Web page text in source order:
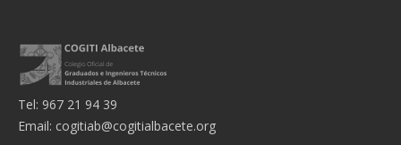
Tel: 967 21 94 39
Email: cogitiab@cogitialbacete.org